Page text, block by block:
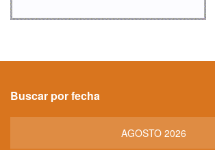
Buscar por fecha
AGOSTO 2026